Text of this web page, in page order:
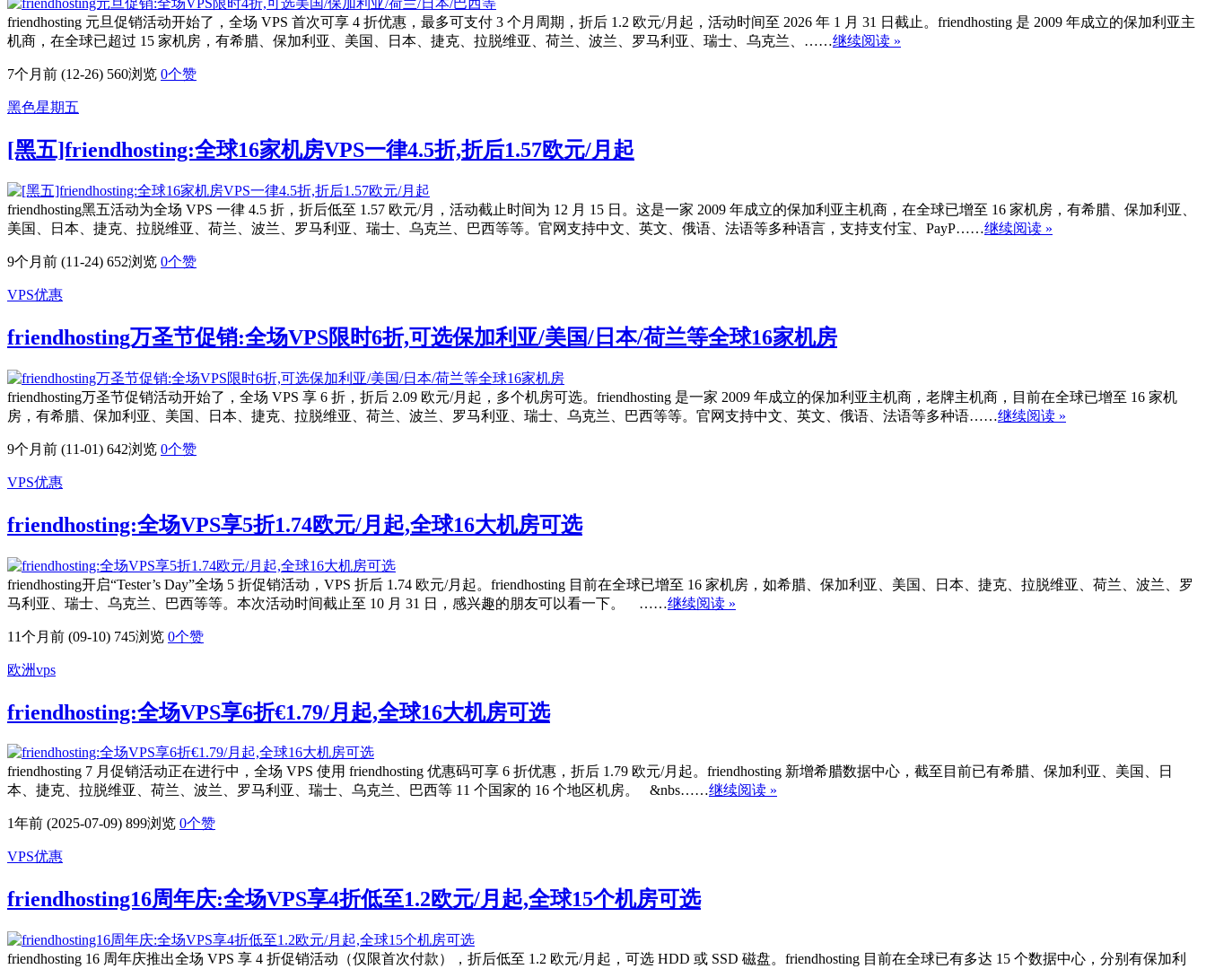
friendhosting 元旦促销活动开始了，全场 VPS 首次可享 4 折优惠，最多可支付 3 个月周期，折后 1.2 欧元/月起，活动时间至 2026 年 1 月 31 日截止。friendhosting 是 2009 年成立的保加利亚主
机商，在全球已超过 15 家机房，有希腊、保加利亚、美国、日本、捷克、拉脱维亚、荷兰、波兰、罗马利亚、瑞士、乌克兰、……继续阅读 »
7个月前 (12-26) 560浏览 0个赞
黑色星期五
[黑五]friendhosting:全球16家机房VPS一律4.5折,折后1.57欧元/月起
friendhosting黑五活动为全场 VPS 一律 4.5 折，折后低至 1.57 欧元/月，活动截止时间为 12 月 15 日。这是一家 2009 年成立的保加利亚主机商，在全球已增至 16 家机房，有希腊、保加利亚、
美国、日本、捷克、拉脱维亚、荷兰、波兰、罗马利亚、瑞士、乌克兰、巴西等等。官网支持中文、英文、俄语、法语等多种语言，支持支付宝、PayP……继续阅读 »
9个月前 (11-24) 652浏览 0个赞
VPS优惠
friendhosting万圣节促销:全场VPS限时6折,可选保加利亚/美国/日本/荷兰等全球16家机房
friendhosting万圣节促销活动开始了，全场 VPS 享 6 折，折后 2.09 欧元/月起，多个机房可选。friendhosting 是一家 2009 年成立的保加利亚主机商，老牌主机商，目前在全球已增至 16 家机
房，有希腊、保加利亚、美国、日本、捷克、拉脱维亚、荷兰、波兰、罗马利亚、瑞士、乌克兰、巴西等等。官网支持中文、英文、俄语、法语等多种语……继续阅读 »
9个月前 (11-01) 642浏览 0个赞
VPS优惠
friendhosting:全场VPS享5折1.74欧元/月起,全球16大机房可选
friendhosting开启“Tester’s Day”全场 5 折促销活动，VPS 折后 1.74 欧元/月起。friendhosting 目前在全球已增至 16 家机房，如希腊、保加利亚、美国、日本、捷克、拉脱维亚、荷兰、波兰、罗
马利亚、瑞士、乌克兰、巴西等等。本次活动时间截止至 10 月 31 日，感兴趣的朋友可以看一下。 ……继续阅读 »
11个月前 (09-10) 745浏览 0个赞
欧洲vps
friendhosting:全场VPS享6折€1.79/月起,全球16大机房可选
friendhosting 7 月促销活动正在进行中，全场 VPS 使用 friendhosting 优惠码可享 6 折优惠，折后 1.79 欧元/月起。friendhosting 新增希腊数据中心，截至目前已有希腊、保加利亚、美国、日
本、捷克、拉脱维亚、荷兰、波兰、罗马利亚、瑞士、乌克兰、巴西等 11 个国家的 16 个地区机房。 &nbs……继续阅读 »
1年前 (2025-07-09) 899浏览 0个赞
VPS优惠
friendhosting16周年庆:全场VPS享4折低至1.2欧元/月起,全球15个机房可选
friendhosting 16 周年庆推出全场 VPS 享 4 折促销活动（仅限首次付款），折后低至 1.2 欧元/月起，可选 HDD 或 SSD 磁盘。friendhosting 目前在全球已有多达 15 个数据中心，分别有保加利